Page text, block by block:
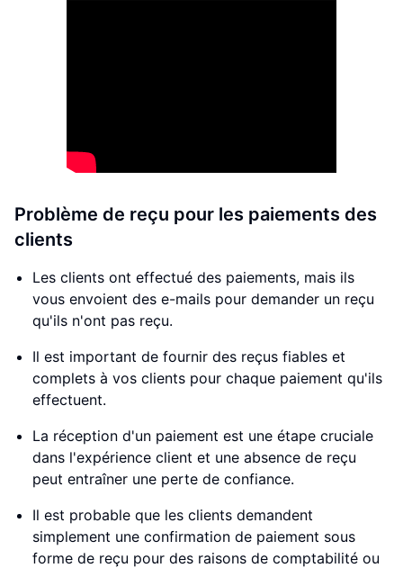
Problème de reçu pour les paiements des
clients
Les clients ont effectué des paiements, mais ils
vous envoient des e-mails pour demander un reçu
qu'ils n'ont pas reçu.
Il est important de fournir des reçus fiables et
complets à vos clients pour chaque paiement qu'ils
effectuent.
La réception d'un paiement est une étape cruciale
dans l'expérience client et une absence de reçu
peut entraîner une perte de confiance.
Il est probable que les clients demandent
simplement une confirmation de paiement sous
forme de reçu pour des raisons de comptabilité ou